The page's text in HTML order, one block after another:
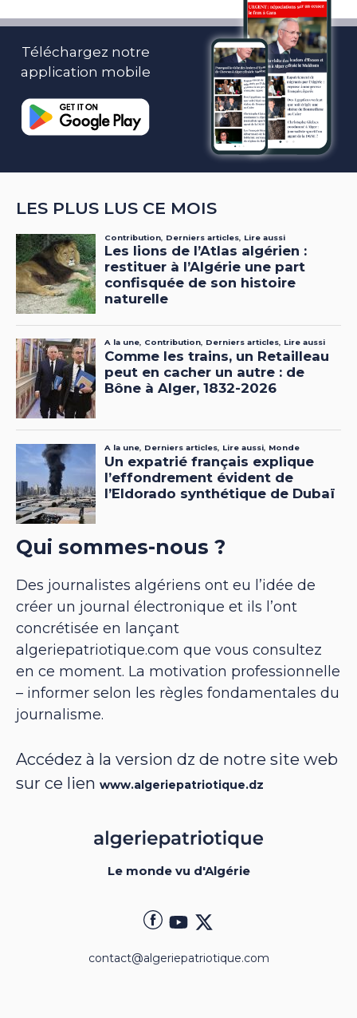
Téléchargez notre
application mobile
LES PLUS LUS CE MOIS
Qui sommes-nous ?
Des journalistes algériens ont eu l’idée de
créer un journal électronique et ils l’ont
concrétisée en lançant
algeriepatriotique.com que vous consultez
en ce moment. La motivation professionnelle
– informer selon les règles fondamentales du
journalisme.
Accédez à la version dz de notre site web
sur ce lien www.algeriepatriotique.dz
Le monde vu d'Algérie
contact@algeriepatriotique.com